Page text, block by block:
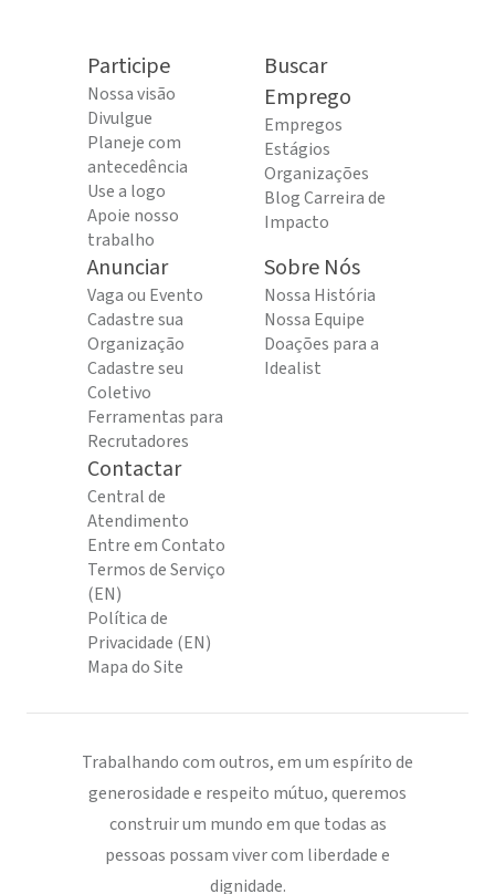
Participe
Nossa visão
Divulgue
Planeje com
antecedência
Use a logo
Apoie nosso
trabalho
Buscar
Emprego
Empregos
Estágios
Organizações
Blog Carreira de
Impacto
Anunciar
Vaga ou Evento
Cadastre sua
Organização
Cadastre seu
Coletivo
Ferramentas para
Recrutadores
Sobre Nós
Nossa História
Nossa Equipe
Doações para a
Idealist
Contactar
Central de
Atendimento
Entre em Contato
Termos de Serviço
(EN)
Política de
Privacidade (EN)
Mapa do Site
Trabalhando com outros, em um espírito de
generosidade e respeito mútuo, queremos
construir um mundo em que todas as
pessoas possam viver com liberdade e
dignidade.